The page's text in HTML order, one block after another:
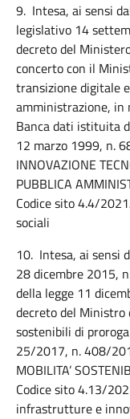
9. Intesa, ai sensi
legislativo 14
decreto del
concerto con il
transizione digitale
amministrazione,
Banca dati istituita
12 marzo 1999, n.
INNOVAZIONE
PUBBLICA
Codice sito 4.4/
sociali
10. Intesa, ai sensi
28 dicembre 2015,
della legge 11
decreto del
sostenibili di
25/2017, n. 408/
MOBILITA’
Codice sito 4.13/
infrastrutture e